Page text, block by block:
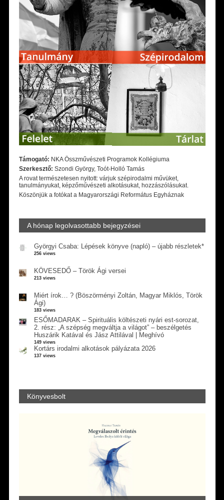
Támogató: NKA Összművészeti Programok Kollégiuma
Szerkesztő: Szondi György, Toót-Holló Tamás
A rovat természetesen nyitott: várjuk szépirodalmi művüket,
tanulmányukat, képzőművészeti alkotásukat, hozzászólásukat.
Köszönjük a fotókat a Magyarországi Református Egyháznak
A hónap legolvasottabb bejegyzései
Györgyi Csaba: Lépések könyve (napló) – újabb részletek*
256 views
KÖVESEDŐ – Török Ági versei
213 views
Miért írok… ? (Böszörményi Zoltán, Magyar Miklós, Török
Ági)
183 views
ESŐMADARAK – Spirituális költészeti nyári est-sorozat,
2. rész: „A szépség megváltja a világot” – beszélgetés
Huszárik Katával és Jász Attilával | Meghívó
149 views
Kortárs irodalmi alkotások pályázata 2026
137 views
Könyvesbolt